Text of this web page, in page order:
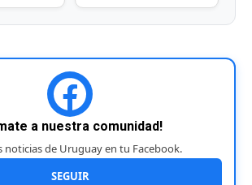
a nuestra comunidad!
noticias de Uruguay en tu Facebook.
SEGUIR